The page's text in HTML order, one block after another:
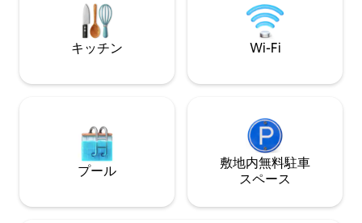
す。静かで、徒歩圏内で、温かく迎えて
くれ、ゲストに常に人気です！
キッチン Wi-Fi
プール
敷地内無料駐⁠車
ス⁠ペ⁠ー⁠ス